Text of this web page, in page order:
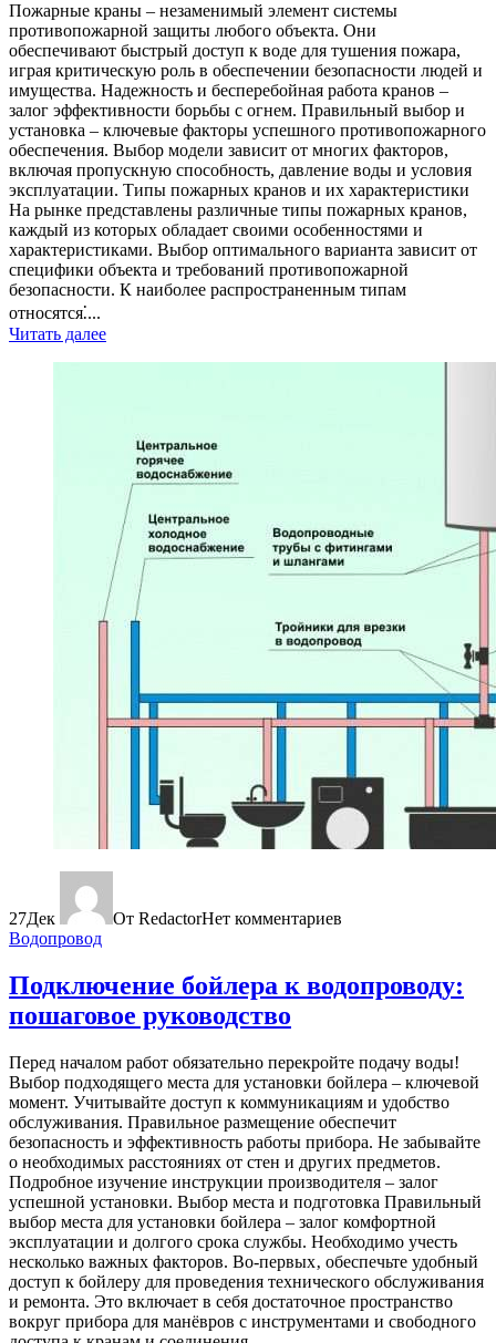
Пожарные краны – незаменимый элемент системы
противопожарной защиты любого объекта. Они
обеспечивают быстрый доступ к воде для тушения пожара,
играя критическую роль в обеспечении безопасности людей и
имущества. Надежность и бесперебойная работа кранов –
залог эффективности борьбы с огнем. Правильный выбор и
установка – ключевые факторы успешного противопожарного
обеспечения. Выбор модели зависит от многих факторов,
включая пропускную способность, давление воды и условия
эксплуатации. Типы пожарных кранов и их характеристики
На рынке представлены различные типы пожарных кранов,
каждый из которых обладает своими особенностями и
характеристиками. Выбор оптимального варианта зависит от
специфики объекта и требований противопожарной
безопасности. К наиболее распространенным типам
относятся⁚...
Читать далее
27Дек От RedactorНет комментариев
Водопровод
Подключение бойлера к водопроводу:
пошаговое руководство
Перед началом работ обязательно перекройте подачу воды!
Выбор подходящего места для установки бойлера – ключевой
момент. Учитывайте доступ к коммуникациям и удобство
обслуживания. Правильное размещение обеспечит
безопасность и эффективность работы прибора. Не забывайте
о необходимых расстояниях от стен и других предметов.
Подробное изучение инструкции производителя – залог
успешной установки. Выбор места и подготовка Правильный
выбор места для установки бойлера – залог комфортной
эксплуатации и долгого срока службы. Необходимо учесть
несколько важных факторов. Во-первых‚ обеспечьте удобный
доступ к бойлеру для проведения технического обслуживания
и ремонта. Это включает в себя достаточное пространство
вокруг прибора для манёвров с инструментами и свободного